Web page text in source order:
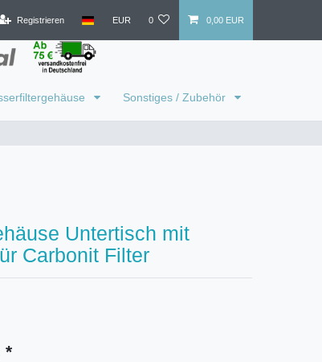
Registrieren EUR 0 0,00 EUR
Sonstiges / Zubehör
Untertisch mit
Carbonit Filter
*